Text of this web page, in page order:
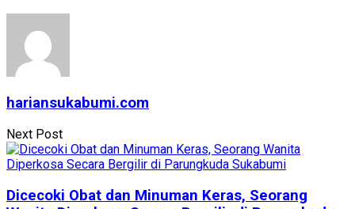
hariansukabumi.com
Next Post
Dicecoki Obat dan Minuman Keras, Seorang